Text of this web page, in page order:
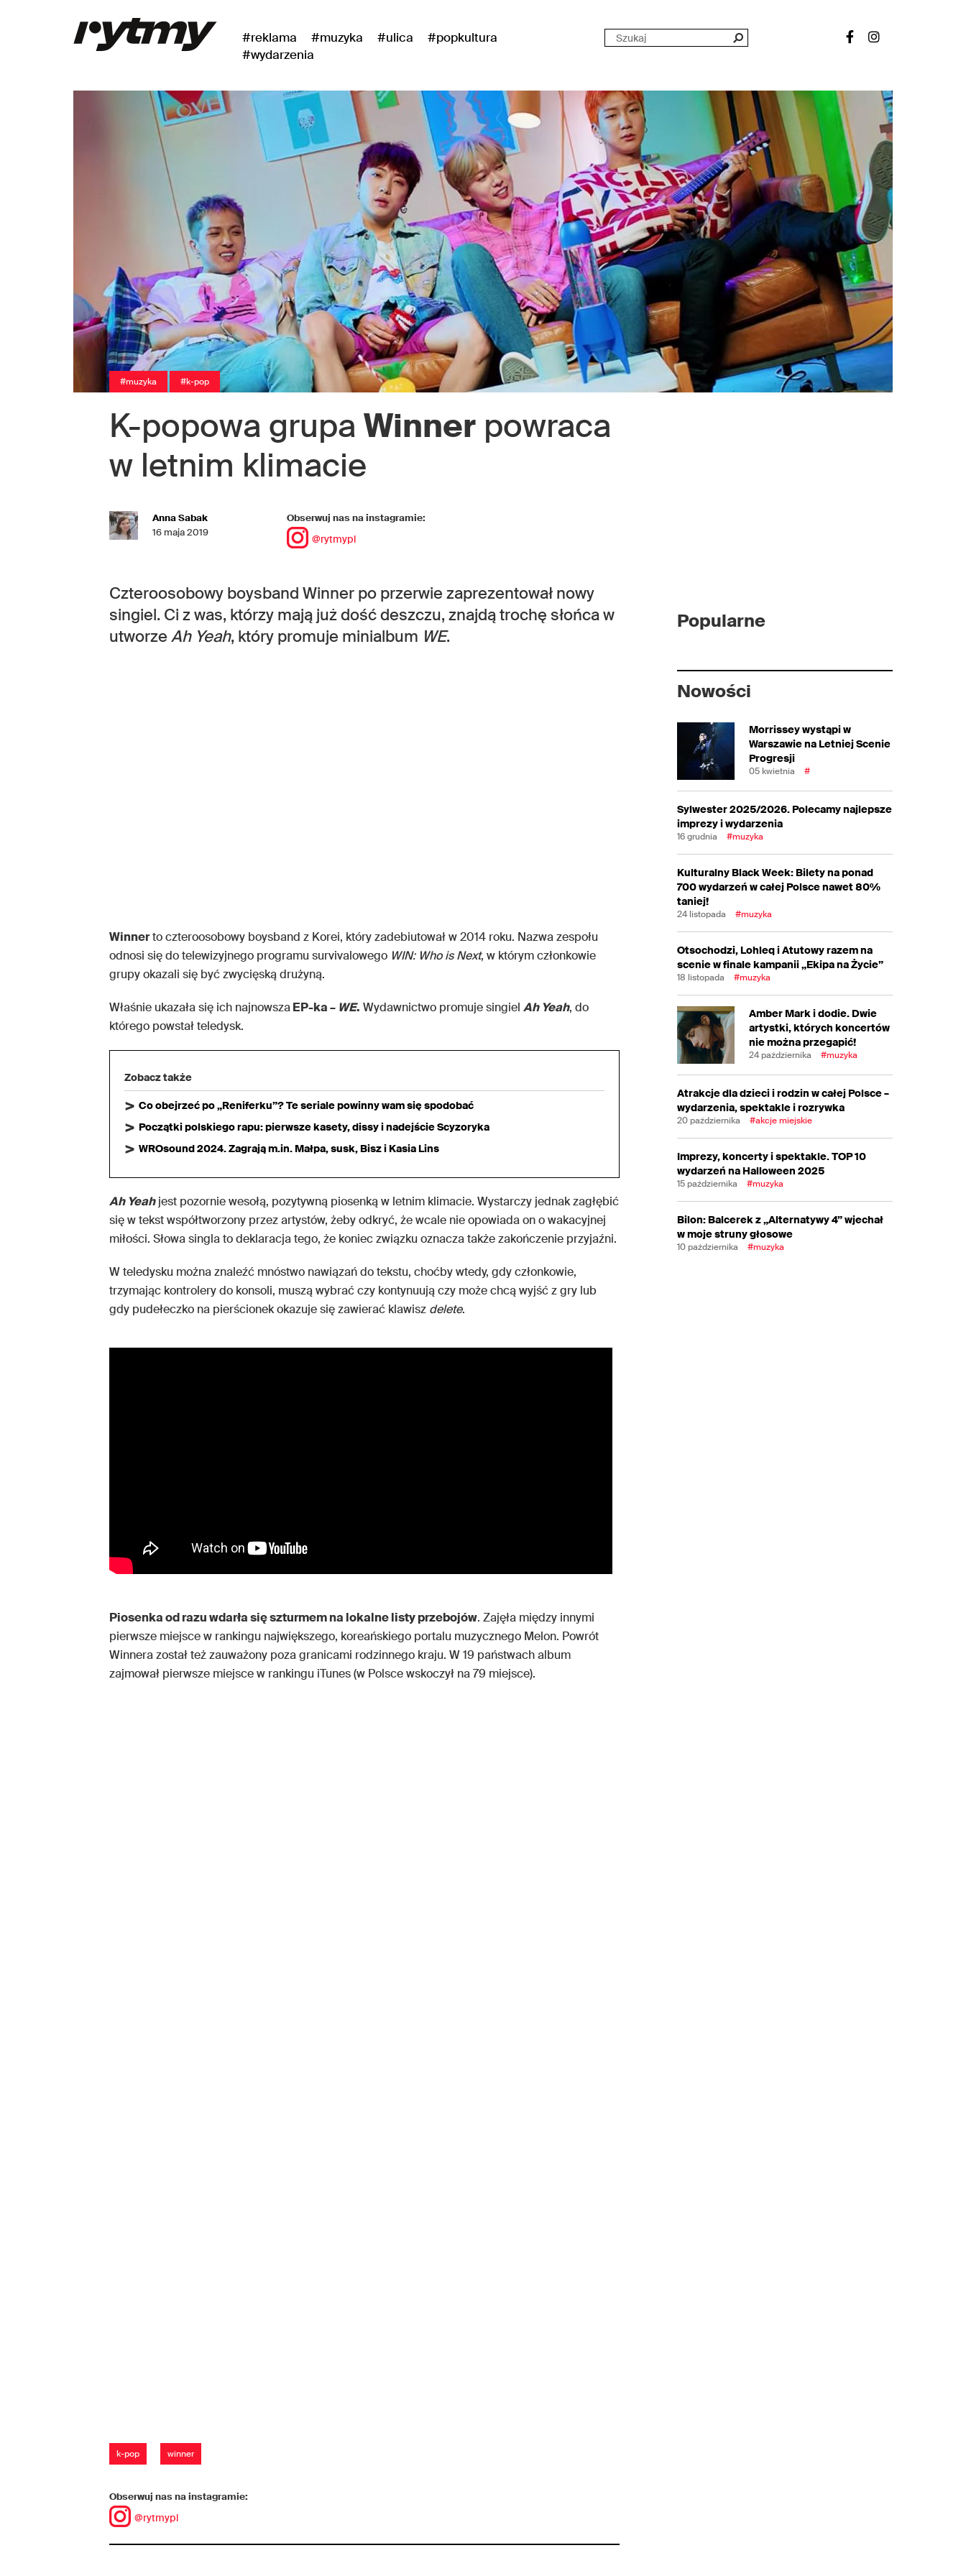
#reklama #muzyka #ulica
#popkultura
#wydarzenia
#muzyka #k-pop
K-popowa grupa Winner powraca
w letnim klimacie
Anna Sabak
16 maja 2019
Obserwuj nas na instagramie:
@rytmypl
Czteroosobowy boysband Winner po przerwie zaprezentował nowy
singiel. Ci z was, którzy mają już dość deszczu, znajdą trochę słońca w
utworze Ah Yeah, który promuje minialbum WE.
Winnerto czteroosobowy boysband z Korei, który zadebiutował w 2014 roku. Nazwa zespołu
odnosi się do telewizyjnego programu survivalowego WIN: Who is Next, w którym członkowie
grupy okazali się być zwycięską drużyną.
Właśnie ukazała się ich najnowszaEP-ka – WE. Wydawnictwo promuje singiel Ah Yeah, do
którego powstał teledysk.
Zobacz także
Co obejrzeć po „Reniferku”? Te seriale powinny wam się spodobać
Początki polskiego rapu: pierwsze kasety, dissy i nadejście Scyzoryka
WROsound 2024. Zagrają m.in. Małpa, susk, Bisz i Kasia Lins
Ah Yeahjest pozornie wesołą, pozytywną piosenką w letnim klimacie. Wystarczy jednak zagłębić
się w tekst współtworzony przez artystów, żeby odkryć, że wcale nie opowiada on o wakacyjnej
miłości. Słowa singla to deklaracja tego, że koniec związku oznacza także zakończenie przyjaźni.
W teledysku można znaleźć mnóstwo nawiązań do tekstu, choćby wtedy, gdy członkowie,
trzymając kontrolery do konsoli, muszą wybrać czy kontynuują czy może chcą wyjść z gry lub
gdy pudełeczko na pierścionek okazuje się zawierać klawisz delete.
Piosenka od razu wdarła się szturmem na lokalne listy przebojów. Zajęła między innymi
pierwsze miejsce w rankingu największego, koreańskiego portalu muzycznego Melon. Powrót
Winnera został też zauważony poza granicami rodzinnego kraju. W 19 państwach album
zajmował pierwsze miejsce w rankingu iTunes (w Polsce wskoczył na 79 miejsce).
k-pop winner
Obserwuj nas na instagramie:
@rytmypl
Popularne
Nowości
Morrissey wystąpi w
Warszawie na Letniej Scenie
Progresji
05 kwietnia #
Sylwester 2025/2026. Polecamy najlepsze
imprezy i wydarzenia
16 grudnia #muzyka
Kulturalny Black Week: Bilety na ponad
700 wydarzeń w całej Polsce nawet 80%
taniej!
24 listopada #muzyka
Otsochodzi, Lohleq i Atutowy razem na
scenie w finale kampanii „Ekipa na Życie”
18 listopada #muzyka
Amber Mark i dodie. Dwie
artystki, których koncertów
nie można przegapić!
24 października #muzyka
Atrakcje dla dzieci i rodzin w całej Polsce –
wydarzenia, spektakle i rozrywka
20 października #akcje miejskie
Imprezy, koncerty i spektakle. TOP 10
wydarzeń na Halloween 2025
15 października #muzyka
Bilon: Balcerek z „Alternatywy 4” wjechał
w moje struny głosowe
10 października #muzyka